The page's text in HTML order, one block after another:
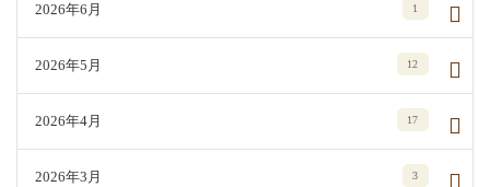
2026年6月 1
2026年5月 12
2026年4月 17
2026年3月 3